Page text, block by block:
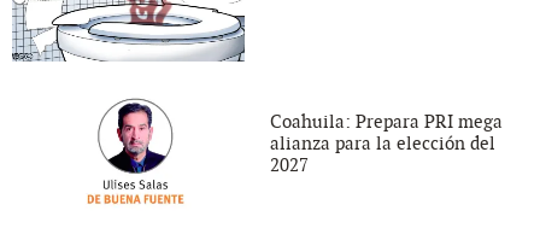
Coahuila: Prepara PRI mega
alianza para la elección del
2027